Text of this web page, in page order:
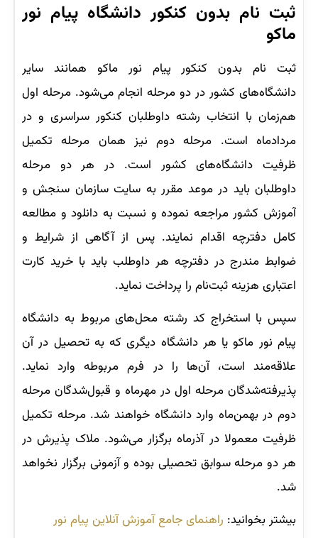
ثبت ‌نام بدون کنکور دانشگاه پیام نور
ماکو
ثبت نام بدون کنکور پیام نور ماکو همانند سایر
دانشگاه‌های کشور در دو مرحله انجام می‌شود. مرحله اول
هم‌زمان با انتخاب رشته داوطلبان کنکور سراسری و در
مردادماه است. مرحله دوم نیز همان مرحله تکمیل
ظرفیت دانشگاه‌های کشور است. در هر دو مرحله
داوطلبان باید در موعد مقرر به سایت سازمان سنجش و
آموزش کشور مراجعه نموده و نسبت به دانلود و مطالعه
کامل دفترچه اقدام نمایند. پس از آگاهی از شرایط و
ضوابط مندرج در دفترچه هر داوطلب باید با خرید کارت
اعتباری هزینه ثبت‌نام را پرداخت نماید.
سپس با استخراج کد رشته محل‌های مربوط به دانشگاه
پیام نور ماکو یا هر دانشگاه دیگری که به تحصیل در آن
علاقه‌مند است، آن‌ها را در فرم مربوطه وارد نماید.
پذیرفته‌شدگان مرحله اول در مهرماه و قبول‌شدگان مرحله
دوم در بهمن‌ماه وارد دانشگاه خواهند شد. مرحله تکمیل
ظرفیت معمولا در آذرماه برگزار می‌شود. ملاک پذیرش در
هر دو مرحله سوابق تحصیلی بوده و آزمونی برگزار نخواهد
شد.
بیشتر بخوانید: راهنمای جامع آموزش آنلاین پیام نور